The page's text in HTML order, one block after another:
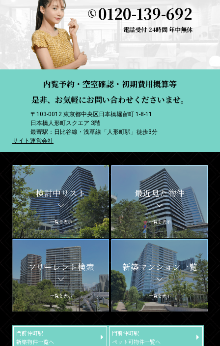
0120-139-692
電話受付 24時間 年中無休
内覧予約・空室確認・初期費用概算等
是非、お気軽にお問い合わせくださいませ。
〒103-0012 東京都中央区日本橋堀留町 1-8-11
日本橋人形町スクエア 3階
最寄駅：日比谷線・浅草線「人形町駅」徒歩3分
サイト運営会社
検討中リスト
一覧を表示
最近見た物件
一覧を表示
フリーレント検索
一覧を表示
新築マンション一覧
一覧を表示
門前仲町駅
新築物件一覧へ
門前仲町駅
ペット可物件一覧へ